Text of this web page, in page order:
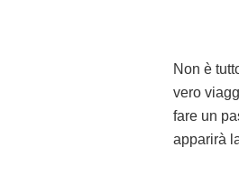
Non è
vero
fare un
apparirà